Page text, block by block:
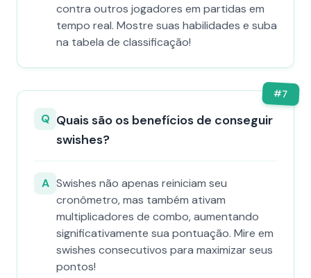
contra outros jogadores em partidas em
tempo real. Mostre suas habilidades e suba
na tabela de classificação!
#7
Q Quais são os benefícios de conseguir
swishes?
A Swishes não apenas reiniciam seu
cronômetro, mas também ativam
multiplicadores de combo, aumentando
significativamente sua pontuação. Mire em
swishes consecutivos para maximizar seus
pontos!